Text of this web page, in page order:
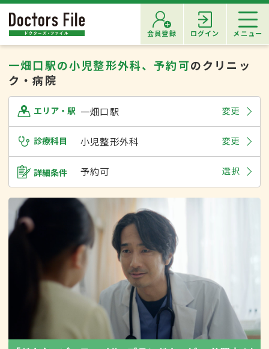
会員登録 ログイン メニュー
一畑口駅の小児整形外科、予約可のクリニッ
ク・病院
エリア・駅 一畑口駅 変更
診療科目 小児整形外科 変更
詳細条件 予約可 選択